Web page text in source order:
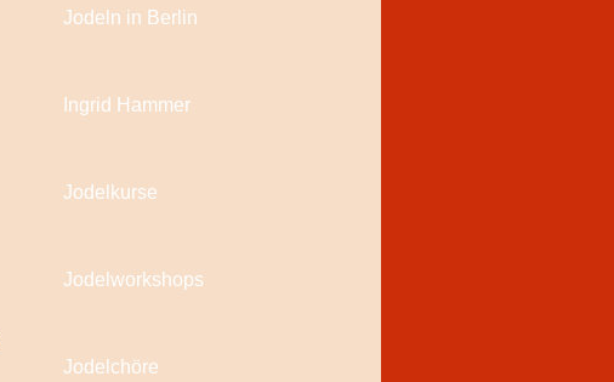
Jodeln in Berlin
Ingrid Hammer
Jodelkurse
Jodelworkshops
Jodelchöre